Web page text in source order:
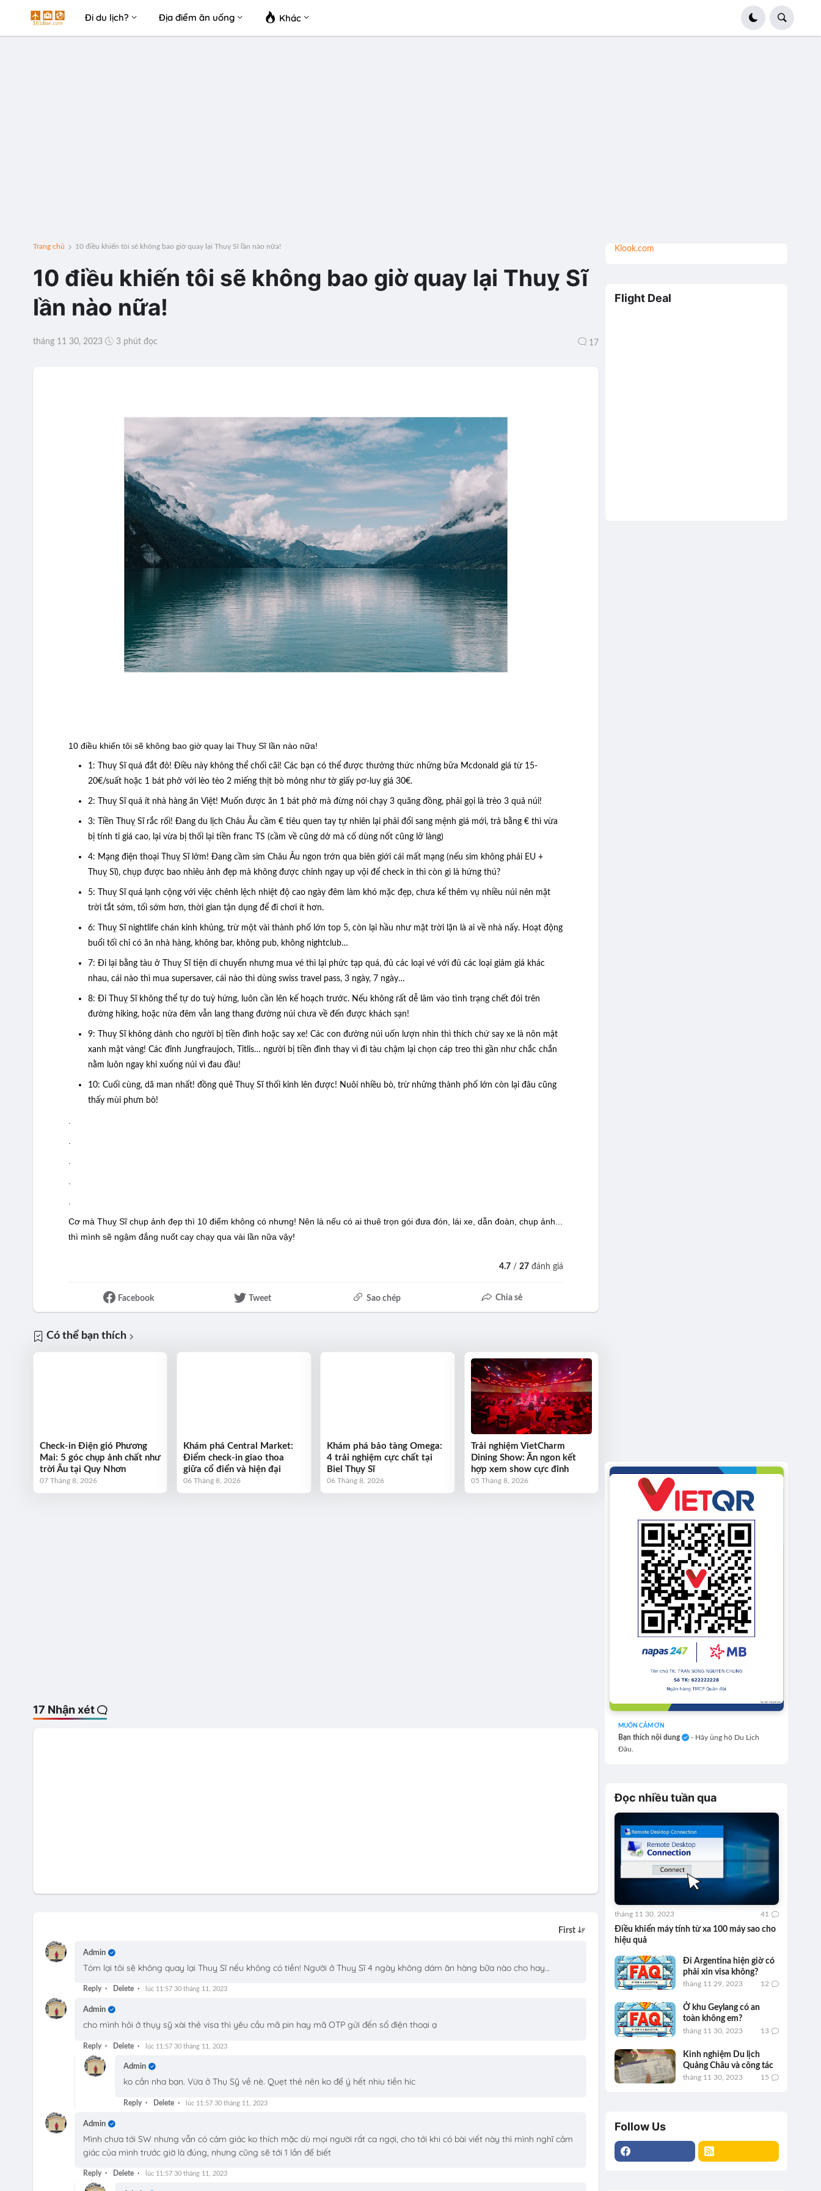
Đi du lịch? Địa điểm ăn uống Khác
Trang chủ 10 điều khiến tôi sẽ không bao giờ quay lại Thuỵ Sĩ lần nào nữa!
10 điều khiến tôi sẽ không bao giờ quay lại Thuỵ Sĩ
lần nào nữa!
tháng 11 30, 2023 3 phút đọc 17
10 điều khiến tôi sẽ không bao giờ quay lại Thuỵ Sĩ lần nào nữa!
1: Thuỵ Sĩ quá đắt đỏ! Điều này không thể chối cãi! Các bạn có thể được thưởng thức những bữa Mcdonald giá từ 15-
20€/suất hoặc 1 bát phở với lèo tèo 2 miếng thịt bò mỏng như tờ giấy pơ-luy giá 30€.
2: Thuỵ Sĩ quá ít nhà hàng ăn Việt! Muốn được ăn 1 bát phở mà đừng nói chạy 3 quãng đồng, phải gọi là trèo 3 quả núi!
3: Tiền Thuỵ Sĩ rắc rối! Đang du lịch Châu Âu cầm € tiêu quen tay tự nhiên lại phải đổi sang mệnh giá mới, trả bằng € thì vừa
bị tính tỉ giá cao, lại vừa bị thối lại tiền franc TS (cầm về cũng dở mà cố dùng nốt cũng lỡ làng)
4: Mạng điện thoại Thuỵ Sĩ lởm! Đang cầm sim Châu Âu ngon trớn qua biên giới cái mất mạng (nếu sim không phải EU +
Thuỵ Sĩ), chụp được bao nhiêu ảnh đẹp mà không được chỉnh ngay up vội để check in thì còn gì là hứng thú?
5: Thuỵ Sĩ quá lạnh cộng với việc chênh lệch nhiệt độ cao ngày đêm làm khó mặc đẹp, chưa kể thêm vụ nhiều núi nên mặt
trời tắt sớm, tối sớm hơn, thời gian tận dụng để đi chơi ít hơn.
6: Thuỵ Sĩ nightlife chán kinh khủng, trừ một vài thành phố lớn top 5, còn lại hầu như mặt trời lặn là ai về nhà nấy. Hoạt động
buổi tối chỉ có ăn nhà hàng, không bar, không pub, không nightclub…
7: Đi lại bằng tàu ở Thuỵ Sĩ tiện di chuyển nhưng mua vé thì lại phức tạp quá, đủ các loại vé với đủ các loại giảm giá khác
nhau, cái nào thì mua supersaver, cái nào thì dùng swiss travel pass, 3 ngày, 7 ngày…
8: Đi Thuỵ Sĩ không thể tự do tuỳ hứng, luôn cần lên kế hoạch trước. Nếu không rất dễ lâm vào tình trạng chết đói trên
đường hiking, hoặc nửa đêm vẫn lang thang đường núi chưa về đến được khách sạn!
9: Thuỵ Sĩ không dành cho người bị tiền đình hoặc say xe! Các con đường núi uốn lượn nhìn thì thích chứ say xe là nôn mật
xanh mật vàng! Các đỉnh Jungfraujoch, Titlis… người bị tiền đình thay vì đi tàu chậm lại chọn cáp treo thì gần như chắc chắn
nằm luôn ngay khi xuống núi vì đau đầu!
10: Cuối cùng, dã man nhất! đồng quê Thuỵ Sĩ thối kinh lên được! Nuôi nhiều bò, trừ những thành phố lớn còn lại đâu cũng
thấy mùi phưn bò!
.
.
.
.
.
Cơ mà Thuỵ Sĩ chụp ảnh đẹp thì 10 điểm không có nhưng! Nên là nếu có ai thuê trọn gói đưa đón, lái xe, dẫn đoàn, chụp ảnh...
thì mình sẽ ngậm đắng nuốt cay chạy qua vài lần nữa vậy!
4.7 /27 đánh giá
Facebook Tweet Sao chép Chia sẻ
Có thể bạn thích
Check-in Điện gió Phương
Mai: 5 góc chụp ảnh chất như
trời Âu tại Quy Nhơn
07 Tháng 8, 2026
Khám phá Central Market:
Điểm check-in giao thoa
giữa cổ điển và hiện đại
06 Tháng 8, 2026
Khám phá bảo tàng Omega:
4 trải nghiệm cực chất tại
Biel Thụy Sĩ
06 Tháng 8, 2026
Trải nghiệm VietCharm
Dining Show: Ăn ngon kết
hợp xem show cực đỉnh
05 Tháng 8, 2026
17 Nhận xét
Admin
Tóm lại tôi sẽ không quay lại Thuỵ Sĩ nếu không có tiền! Người ở Thuỵ Sĩ 4 ngày không dám ăn hàng bữa nào cho hay…
Reply Delete lúc 11:57 30 tháng 11, 2023
Admin
cho mình hỏi ở thụy sỹ xài thẻ visa thì yêu cầu mã pin hay mã OTP gửi đến số điện thoại ạ
Reply Delete lúc 11:57 30 tháng 11, 2023
Admin
ko cần nha bạn. Vừa ở Thụ Sỹ về nè. Quẹt thẻ nên ko để ý hết nhiu tiền hic
Reply Delete lúc 11:57 30 tháng 11, 2023
Admin
Mình chưa tới SW nhưng vẫn có cảm giác ko thích mặc dù mọi người rất ca ngợi, cho tới khi có bài viết này thì mình nghĩ cảm
giác của mình trước giờ là đúng, nhưng cũng sẽ tới 1 lần để biết
Reply Delete lúc 11:57 30 tháng 11, 2023
Klook.com
Flight Deal
MUỐN CẢM ƠN
Bạn thích nội dung
- Hãy ủng hộ Du Lịch
Đâu.
Đọc nhiều tuần qua
Điều khiển máy tính từ xa 100 máy sao cho
hiệu quả
tháng 11 30, 2023 41
Đi Argentina hiện giờ có
phải xin visa không?
tháng 11 29, 2023 12
Ở khu Geylang có an
toàn không em?
tháng 11 30, 2023 13
Kinh nghiệm Du lịch
Quảng Châu và công tác
tháng 11 30, 2023 15
Follow Us